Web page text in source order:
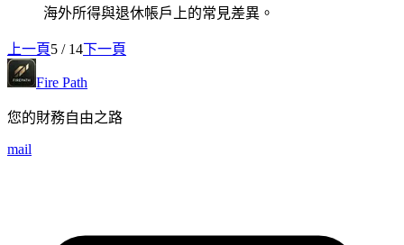
海外所得與退休帳戶上的常見差異。
上一頁5 / 14下一頁
Fire Path
您的財務自由之路
mail